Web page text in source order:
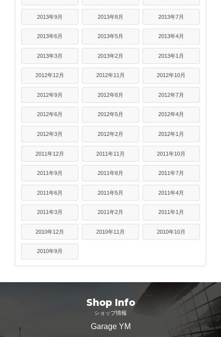
2013年9月 2013年8月 2013年7月
2013年6月 2013年5月 2013年4月
2013年3月 2013年2月 2013年1月
2012年12月 2012年11月 2012年10月
2012年9月 2012年8月 2012年7月
2012年6月 2012年5月 2012年4月
2012年3月 2012年2月 2012年1月
2011年12月 2011年11月 2011年10月
2011年9月 2011年8月 2011年7月
2011年6月 2011年5月 2011年4月
2011年3月 2011年2月 2011年1月
2010年12月 2010年11月 2010年10月
2010年9月
Shop Info
ショップ情報
Garage YM